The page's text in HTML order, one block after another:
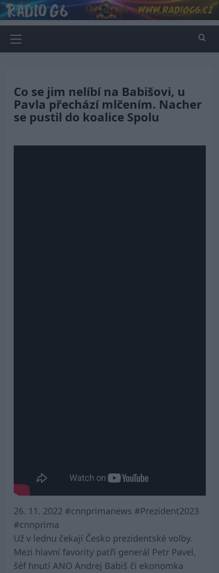
Skip
to
content
Menu
Co se jim nelíbí na Babišovi, u
Pavla přechází mlčením. Nacher
se pustil do koalice Spolu
26. 11. 2022 #cnnprimanews #Prezident2023
#cnnprima
Už v lednu čekají Česko prezidentské volby.
Mezi hlavní favority patří generál Petr Pavel,
šéf hnutí ANO Andrej Babiš či ekonomka